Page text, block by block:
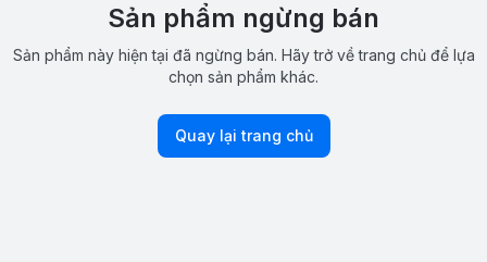
Sản phẩm ngừng bán
Sản phẩm này hiện tại đã ngừng bán. Hãy trở về trang chủ để lựa
chọn sản phẩm khác.
Quay lại trang chủ